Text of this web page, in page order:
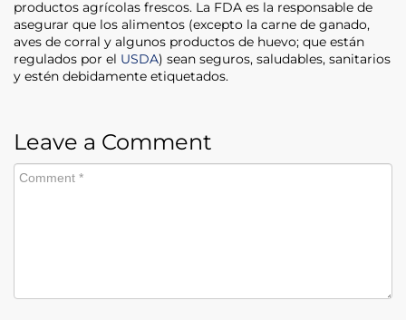
productos agrícolas frescos. La FDA es la responsable de
asegurar que los alimentos (excepto la carne de ganado,
aves de corral y algunos productos de huevo; que están
regulados por el USDA) sean seguros, saludables, sanitarios
y estén debidamente etiquetados.
Leave a Comment